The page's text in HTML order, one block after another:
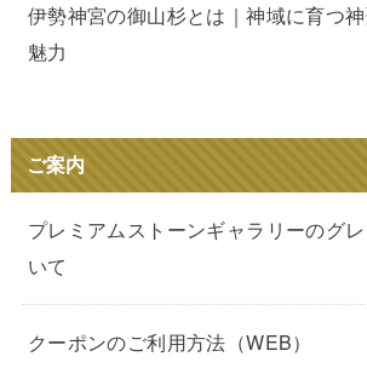
伊勢神宮の御山杉とは｜神域に育つ
魅力
ご案内
プレミアムストーンギャラリーのグ
いて
クーポンのご利用方法（WEB）